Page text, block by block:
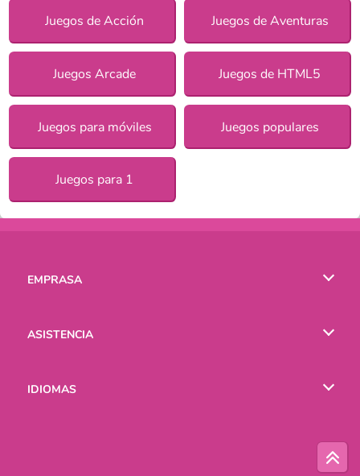
Juegos de Acción Juegos de Aventuras
Juegos Arcade Juegos de HTML5
Juegos para móviles Juegos populares
Juegos para 1
EMPRASA
ASISTENCIA
IDIOMAS